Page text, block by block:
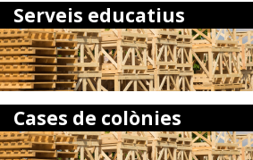
Serveis educatius
Cases de colònies